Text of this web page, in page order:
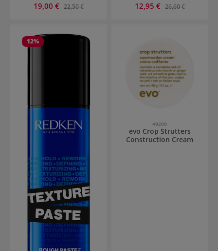
Prezzo di vendita:
19,00 € Prezzo normale:
22,50 €
Prezzo di vendita:
12,95 € Prezzo normale:
26,60 €
12%
49209
evo Crop Strutters
Construction Cream